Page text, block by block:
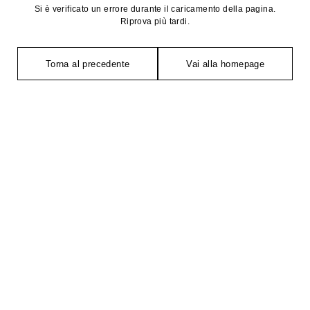
Si è verificato un errore durante il caricamento della pagina.
Riprova più tardi.
Torna al precedente Vai alla homepage